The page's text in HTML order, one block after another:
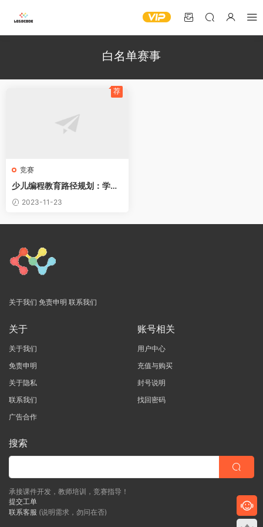
白名单赛事
竞赛
少儿编程教育路径规划：学龄
前至小升初全面指南
2023-11-23
荐
关于我们 免责申明 联系我们
关于
关于我们
免责申明
关于隐私
联系我们
广告合作
账号相关
用户中心
充值与购买
封号说明
找回密码
搜索
承接课件开发，教师培训，竞赛指导！
提交工单
联系客服 (说明需求，勿问在否)